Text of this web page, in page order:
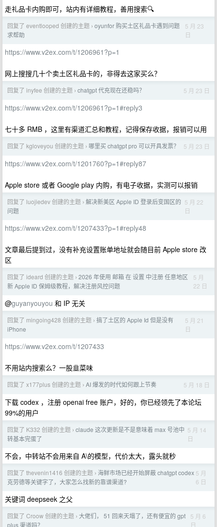
走礼品卡内购即可，站内有详细教程，善用搜索🔍
回复了 eventlooped 创建的主题 › oyunfor 购买土区礼品卡遇到问题
求帮助
5 月 23
日
https://www.v2ex.com/t/1206961?p=1
网上搜搜几十个卖土区礼品卡的，非得去这家买么？
回复了 inyfee 创建的主题 › chatgpt 代充现在还稳吗？ 5 月 23 日
https://www.v2ex.com/t/1206961?p=1#reply3
七十多 RMB ，这里有渠道汇总和教程，记得保存收据，报销可以用
回复了 kgloveyou 创建的主题 › 哪里买 chatgpt pro 可以开具发票？ 5 月 23 日
https://www.v2ex.com/t/1201760?p=1#reply87
Apple store 或者 Google play 内购，有电子收据，实测可以报销
回复了 luojiedev 创建的主题 › 解决新美区 Apple ID 登录后变国区的
问题
5 月 22
日
https://www.v2ex.com/t/1207433?p=1#reply48
文章最后提到过，没有补充设置账单地址就会随目前 Apple store 改
区
回复了 ideard 创建的主题 › 2026 年使用 邮箱 在 设置 中注册 任意地区
新 Apple ID 保姆级教程，解决注册风控问题
5 月
22 日
@guyanyouyou 和 IP 无关
回复了 mingoing428 创建的主题 › 搞了土区的 Apple Id 但是没有
iPhone
5 月 21
日
https://www.v2ex.com/t/1207433
不用站内搜索么？一股韭菜味
回复了 x177plus 创建的主题 › AI 爆发的时代如何跟上节奏 5 月 18 日
下载 codex ，注册 openai free 账户，好的，你已经领先了本论坛
99%的用户
回复了 K332 创建的主题 › claude 这次更新是不是意味着 max 号池中
转基本完蛋了
5 月 14
日
不会，中转站不会用来自 A\的模型，代价太大，露头就秒
回复了 thevenin1416 创建的主题 › 海鲜市场已经开始屏蔽 chatgpt codex
克劳德等关键字了，大家怎么找新的靠谱渠道?
5 月
6 日
关键词 deepseek 之父
回复了 Croow 创建的主题 › 大佬们， 51 回来天塌了，还有便宜的 gpt
plus 渠道吗？
5 月 6
日